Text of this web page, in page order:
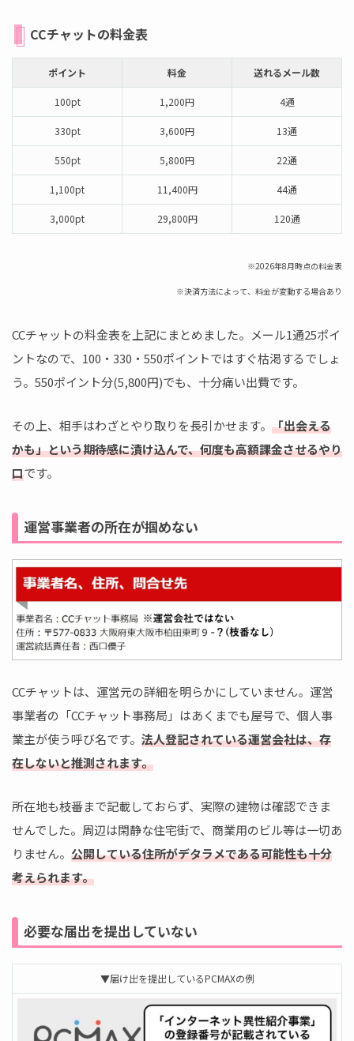
CCチャットの料金表
ポイント 料金 送れるメール数
100pt 1,200円 4通
330pt 3,600円 13通
550pt 5,800円 22通
1,100pt 11,400円 44通
3,000pt 29,800円 120通
※2026年8月時点の料金表
※決済方法によって、料金が変動する場合あり
CCチャットの料金表を上記にまとめました。メール1通25ポイ
ントなので、100・330・550ポイントではすぐ枯渇するでしょ
う。550ポイント分(5,800円)でも、十分痛い出費です。
その上、相手はわざとやり取りを長引かせます。 「出会える
かも」という期待感に漬け込んで、何度も高額課金させるやり
口です。
運営事業者の所在が掴めない
CCチャットは、運営元の詳細を明らかにしていません。運営
事業者の「CCチャット事務局」はあくまでも屋号で、個人事
業主が使う呼び名です。 法人登記されている運営会社は、存
在しないと推測されます。
所在地も枝番まで記載しておらず、実際の建物は確認できま
せんでした。周辺は閑静な住宅街で、商業用のビル等は一切あ
りません。 公開している住所がデタラメである可能性も十分
考えられます。
必要な届出を提出していない
▼届け出を提出しているPCMAXの例